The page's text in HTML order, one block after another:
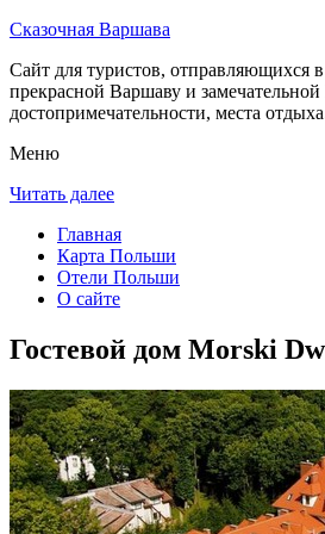
Сказочная Варшава
Сайт для туристов, отправляющихся
прекрасной Варшаву и
достопримечательности, места
Меню
Читать далее
Главная
Карта Польши
Отели Польши
О сайте
Гостевой дом Morski